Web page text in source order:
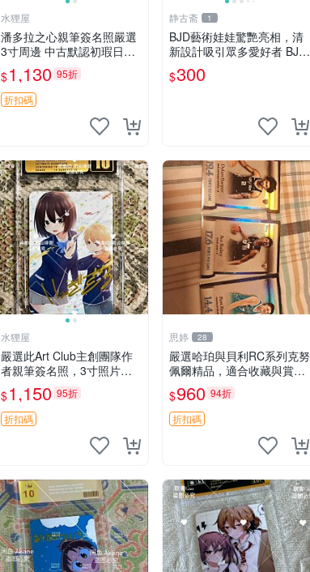
水狸屋
潘多拉之心親筆簽名照嚴選
3寸周邊 中古默認初瑕日版
含原裝卡磚 潘多拉之心 網
購 周邊 署名照
$1,130 95折
折扣碼
静古斋 1
BJD藝術娃娃驚艷亮相，清
新設計吸引眾多愛好者 BJD
娃娃、編織藝術、創意收藏
$300
水狸屋
嚴選此Art Club主創團隊作
者親筆簽名照，3寸照片附
原裝卡磚。收藏級面簽照，
適合藝術愛好者收藏與展
示。 3寸 簽名 照片
$1,150 95折
折扣碼
思婷 28
嚴選哈珀與貝利RC系列克努
佩爾精品，適合收藏與賞玩
RC 玩具 陶瓷
$960 94折
折扣碼